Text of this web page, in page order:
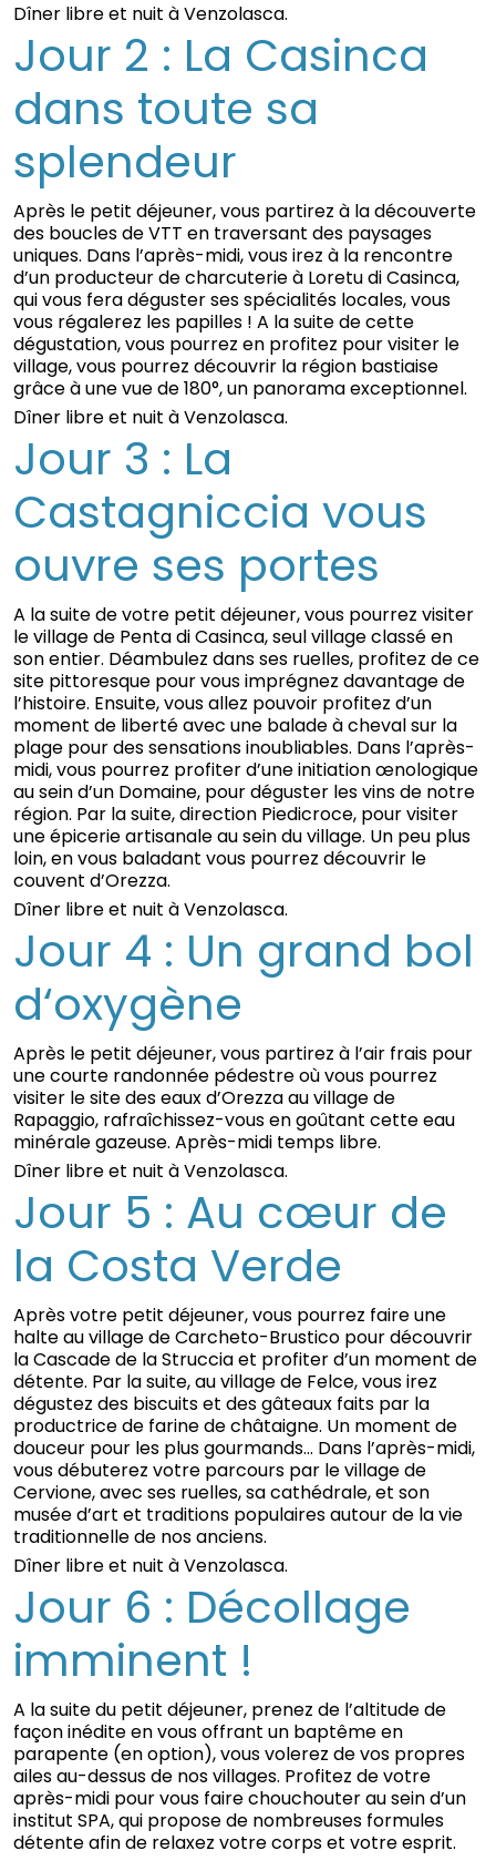
Dîner libre et nuit à Venzolasca.
Jour 2 : La Casinca
dans toute sa
splendeur
Après le petit déjeuner, vous partirez à la découverte
des boucles de VTT en traversant des paysages
uniques. Dans l’après-midi, vous irez à la rencontre
d’un producteur de charcuterie à Loretu di Casinca,
qui vous fera déguster ses spécialités locales, vous
vous régalerez les papilles ! A la suite de cette
dégustation, vous pourrez en profitez pour visiter le
village, vous pourrez découvrir la région bastiaise
grâce à une vue de 180°, un panorama exceptionnel.
Dîner libre et nuit à Venzolasca.
Jour 3 : La
Castagniccia vous
ouvre ses portes
A la suite de votre petit déjeuner, vous pourrez visiter
le village de Penta di Casinca, seul village classé en
son entier. Déambulez dans ses ruelles, profitez de ce
site pittoresque pour vous imprégnez davantage de
l’histoire. Ensuite, vous allez pouvoir profitez d’un
moment de liberté avec une balade à cheval sur la
plage pour des sensations inoubliables. Dans l’après-
midi, vous pourrez profiter d’une initiation œnologique
au sein d’un Domaine, pour déguster les vins de notre
région. Par la suite, direction Piedicroce, pour visiter
une épicerie artisanale au sein du village. Un peu plus
loin, en vous baladant vous pourrez découvrir le
couvent d’Orezza.
Dîner libre et nuit à Venzolasca.
Jour 4 : Un grand bol
d‘oxygène
Après le petit déjeuner, vous partirez à l’air frais pour
une courte randonnée pédestre où vous pourrez
visiter le site des eaux d’Orezza au village de
Rapaggio, rafraîchissez-vous en goûtant cette eau
minérale gazeuse. Après-midi temps libre.
Dîner libre et nuit à Venzolasca.
Jour 5 : Au cœur de
la Costa Verde
Après votre petit déjeuner, vous pourrez faire une
halte au village de Carcheto-Brustico pour découvrir
la Cascade de la Struccia et profiter d’un moment de
détente. Par la suite, au village de Felce, vous irez
dégustez des biscuits et des gâteaux faits par la
productrice de farine de châtaigne. Un moment de
douceur pour les plus gourmands… Dans l’après-midi,
vous débuterez votre parcours par le village de
Cervione, avec ses ruelles, sa cathédrale, et son
musée d’art et traditions populaires autour de la vie
traditionnelle de nos anciens.
Dîner libre et nuit à Venzolasca.
Jour 6 : Décollage
imminent !
A la suite du petit déjeuner, prenez de l’altitude de
façon inédite en vous offrant un baptême en
parapente (en option), vous volerez de vos propres
ailes au-dessus de nos villages. Profitez de votre
après-midi pour vous faire chouchouter au sein d’un
institut SPA, qui propose de nombreuses formules
détente afin de relaxez votre corps et votre esprit.